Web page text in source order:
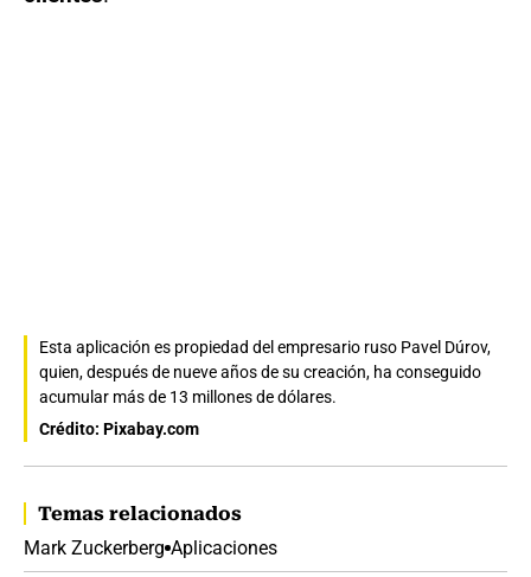
Esta aplicación es propiedad del empresario ruso Pavel Dúrov,
quien, después de nueve años de su creación, ha conseguido
acumular más de 13 millones de dólares.
Crédito: Pixabay.com
Temas relacionados
Mark Zuckerberg Aplicaciones